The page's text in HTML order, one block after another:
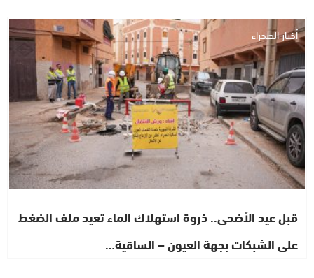
أخبار الصحراء
قبل عيد الأضحى.. ذروة استهلاك الماء تعيد ملف الضغط
على الشبكات بجهة العيون – الساقية…